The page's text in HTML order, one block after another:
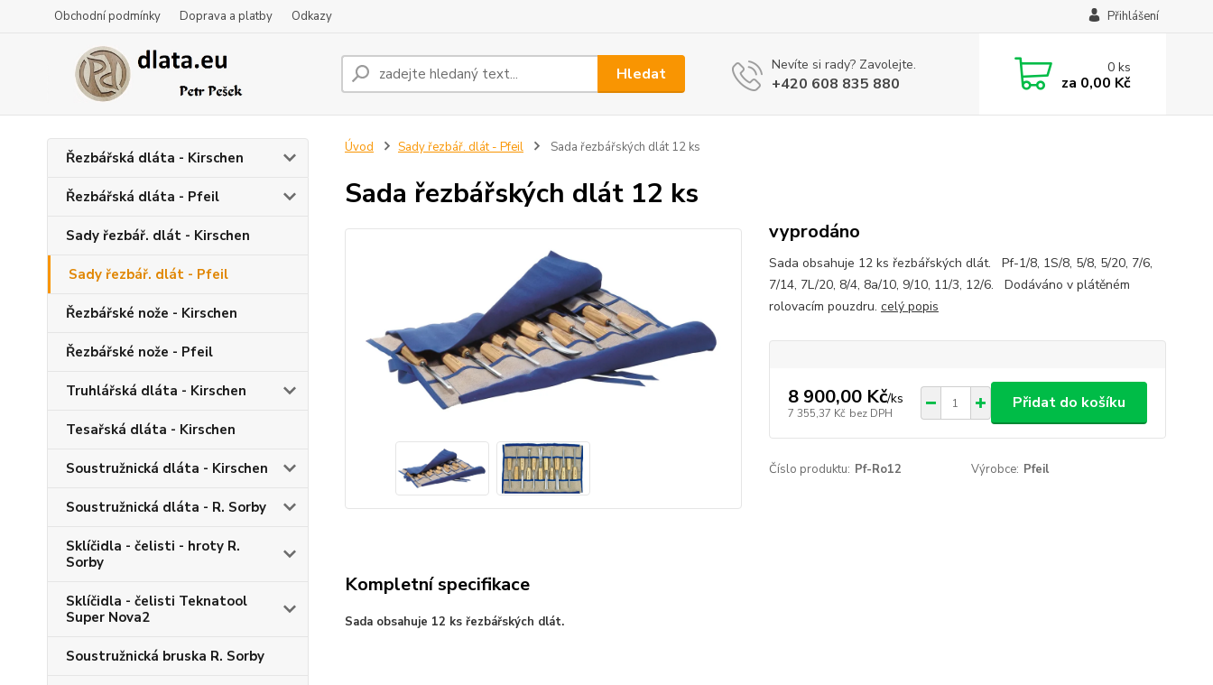
Obchodní podmínky Doprava a platby Odkazy Přihlášení
Hledat Nevíte si rady? Zavolejte.
+420 608 835 880
0ks
za 0,00 Kč
Řezbářská dláta - Kirschen
Řezbářská dláta - Pfeil
Sady řezbář. dlát - Kirschen
Sady řezbář. dlát - Pfeil
Řezbářské nože - Kirschen
Řezbářské nože - Pfeil
Truhlářská dláta - Kirschen
Tesařská dláta - Kirschen
Soustružnická dláta - Kirschen
Soustružnická dláta - R. Sorby
Sklíčidla - čelisti - hroty R.
Sorby
Sklíčidla - čelisti Teknatool
Super Nova2
Soustružnická bruska R. Sorby
Úvod Sady řezbář. dlát - Pfeil Sada řezbářských dlát 12 ks
Sada řezbářských dlát 12 ks
vyprodáno
Sada obsahuje 12 ks řezbářských dlát. Pf-1/8, 1S/8, 5/8, 5/20, 7/6,
7/14, 7L/20, 8/4, 8a/10, 9/10, 11/3, 12/6. Dodáváno v plátěném
rolovacím pouzdru. celý popis
8 900,00 Kč/ks
7 355,37 Kč bez DPH
Přidat do košíku
Číslo produktu: Pf-Ro12 Výrobce: Pfeil
Kompletní specifikace
Sada obsahuje 12 ks řezbářských dlát.